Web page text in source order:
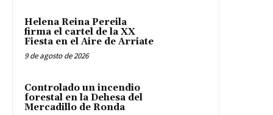
Helena Reina Pereila
firma el cartel de la XX
Fiesta en el Aire de Arriate
9 de agosto de 2026
Controlado un incendio
forestal en la Dehesa del
Mercadillo de Ronda